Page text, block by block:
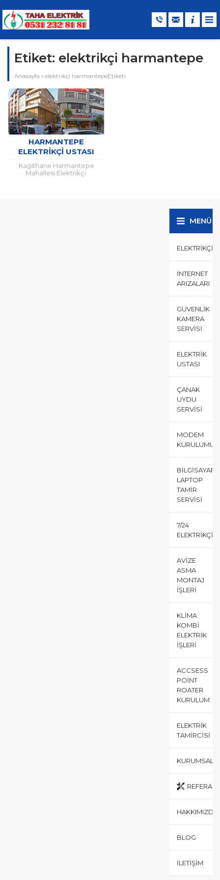
Etiket: elektrikçi harmantepe
Anasayfa » elektrikçi harmantepeEtiketi
HARMANTEPE
ELEKTRIKÇI USTASI
Kağıthane Harmantepe
Mahallesi Elektrikçi
MENÜ
ELEKTRIKÇI
İNTERNET
ARIZALARI
GÜVENLIK
KAMERA
SERVISI
ELEKTRIK
USTASI
ÇANAK
UYDU
SERVISI
MODEM
KURULUMU
BILGISAYAR
LAPTOP
TAMIR
SERVISI
7/24
ELEKTRIKÇI
AVIZE
ASMA
MONTAJ
İŞLERI
KLIMA
KOMBI
ELEKTRIK
İŞLERI
ACCSESS
POINT
ROATER
KURULUM
ELEKTRIK
TAMIRCISI
KURUMSAL
HAKKIMIZDA
BLOG
İLETIŞIM